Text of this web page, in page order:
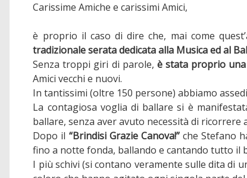
Carissime Amiche e carissimi Amici,
è proprio il caso di dire che, mai come
tradizionale serata dedicata alla Musica ed al
Senza troppi giri di parole, è stata proprio
Amici vecchi e nuovi.
In tantissimi (oltre 150 persone) abbiamo
La contagiosa voglia di ballare si è
ballare, senza aver avuto necessità di ricorrere
Dopo il “Brindisi Grazie Canova!” che Stefano
fino a notte fonda, ballando e cantando tutto il
I più schivi (si contano veramente sulle dita di